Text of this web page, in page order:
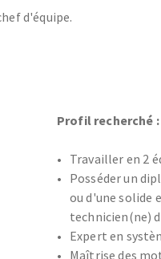
d'équipe.
Profil recherché :
Travailler en 2
Posséder un
ou d'une solide
technicien(ne)
Expert en
Maîtrise des